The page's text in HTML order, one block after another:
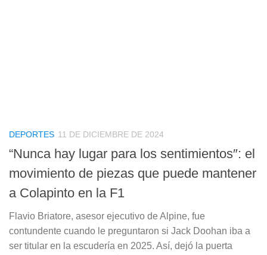
DEPORTES 11 DE DICIEMBRE DE 2024
“Nunca hay lugar para los sentimientos″: el
movimiento de piezas que puede mantener
a Colapinto en la F1
Flavio Briatore, asesor ejecutivo de Alpine, fue
contundente cuando le preguntaron si Jack Doohan iba a
ser titular en la escudería en 2025. Así, dejó la puerta